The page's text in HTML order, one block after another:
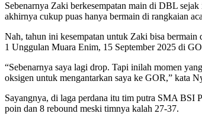
Sebenarnya Zaki berkesempatan main di DBL
akhirnya cukup puas hanya bermain di rangkaian
Nah, tahun ini kesempatan untuk Zaki bisa
1 Unggulan Muara Enim, 15 September 2025 di
“Sebenarnya saya lagi drop. Tapi inilah momen
oksigen untuk mengantarkan saya ke GOR,” kata
Sayangnya, di laga perdana itu tim putra SMA BSI
poin dan 8 rebound meski timnya kalah 27-37.